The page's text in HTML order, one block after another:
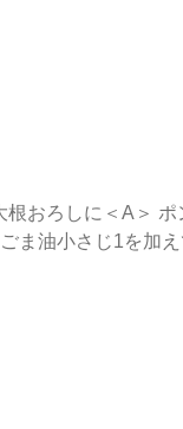
根おろしに＜A＞
ま油小さじ1を加え